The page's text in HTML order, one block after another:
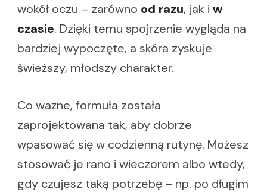
wokół oczu – zarówno od razu, jak i w
czasie. Dzięki temu spojrzenie wygląda na
bardziej wypoczęte, a skóra zyskuje
świeższy, młodszy charakter.
Co ważne, formuła została
zaprojektowana tak, aby dobrze
wpasować się w codzienną rutynę. Możesz
stosować je rano i wieczorem albo wtedy,
gdy czujesz taką potrzebę – np. po długim